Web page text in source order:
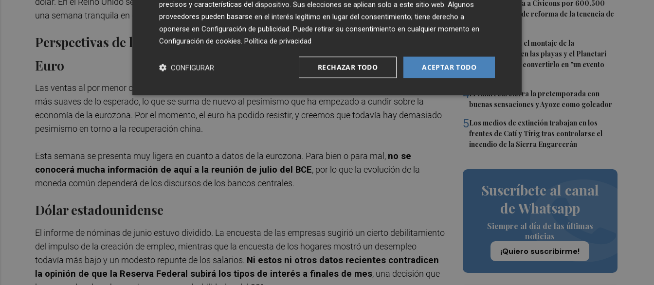
2Castelló adjudica a Civicons por 600.500
euros las obras de reforma de la tenencia de
Castelló acelera el montaje de la
infraestructura en las playas y el Planetari
del eclipse para convertirlo en "un evento
4El Villarreal cierra la pretemporada con
buenas sensaciones y Ayoze como goleador
5Los medios de extinción trabajan en los
frentes de Catí y Tírig tras controlarse el
incendio de la Sierra Engarcerán
Suscríbete al canal
de Whatsapp
Siempre al día de las últimas
noticias
¡Quiero suscribirme!
una semana tranquila en cuanto a noticias macroeconómicas.
Perspectivas de las principales monedas
Euro
Las ventas al por menor correspondientes a mayo y los datos revisados de los
más suaves de lo esperado, lo que se suma de nuevo al pesimismo que ha empezado a cundir sobre la
economía de la eurozona. Por el momento, el euro ha podido resistir, y creemos que todavía hay demasiado
pesimismo en torno a la recuperación china.
Esta semana se presenta muy ligera en cuanto a datos de la eurozona. Para bien o para mal, no se
conocerá mucha información de aquí a la reunión de julio del BCE, por lo que la evolución de la
moneda común dependerá de los discursos de los bancos centrales.
Dólar estadounidense
El informe de nóminas de junio estuvo dividido. La encuesta de las empresas sugirió un cierto debilitamiento
del impulso de la creación de empleo, mientras que la encuesta de los hogares mostró un desempleo
todavía más bajo y un modesto repunte de los salarios. Ni estos ni otros datos recientes contradicen
la opinión de que la Reserva Federal subirá los tipos de interés a finales de mes, una decisión que
precisos y características del dispositivo. Sus elecciones se aplican solo a este sitio web. Algunos
proveedores pueden basarse en el interés legítimo en lugar del consentimiento; tiene derecho a
oponerse en Configuración de publicidad. Puede retirar su consentimiento en cualquier momento en
Configuración de cookies. Política de privacidad
ACEPTAR TODO
RECHAZAR TODO
CONFIGURAR